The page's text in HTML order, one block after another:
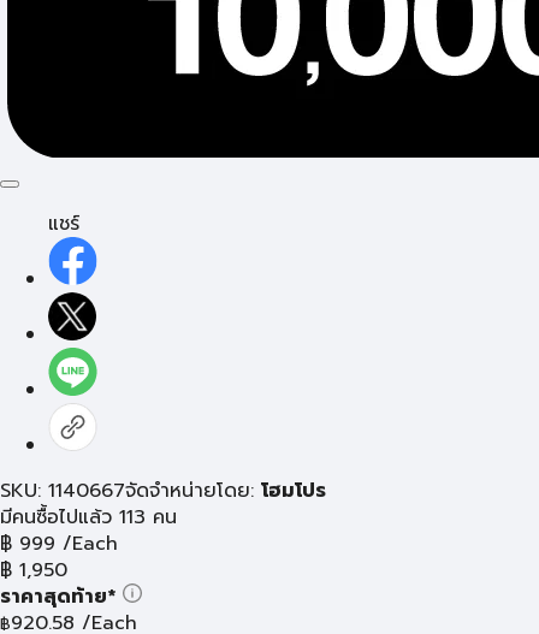
แชร์
SKU: 1140667จัดจำหน่ายโดย: โฮมโปร
มีคนซื้อไปแล้ว 113 คน
฿ 999 /Each
฿ 1,950
ราคาสุดท้าย*
฿920.58 /Each